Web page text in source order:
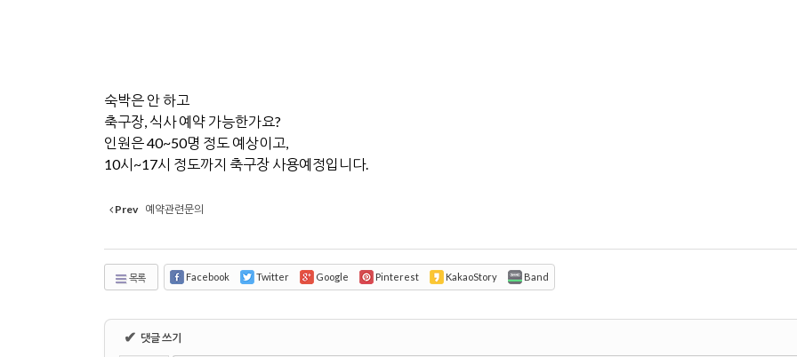
숙박은 안 하고
축구장, 식사 예약 가능한가요?
인원은 40~50명 정도 예상이고,
10시~17시 정도까지 축구장 사용예정입니다.
Prev 예약관련문의
목록 Facebook Twitter Google Pinterest KakaoStory Band
✔ 댓글 쓰기